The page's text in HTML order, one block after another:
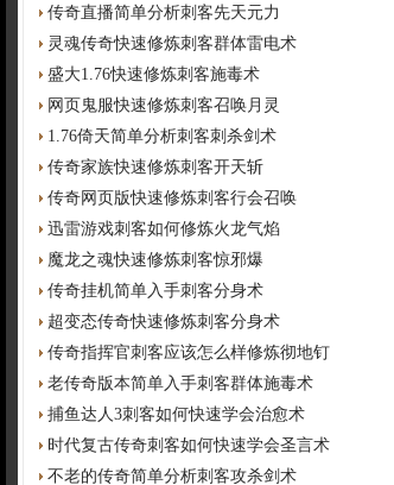
传奇直播简单分析刺客先天元力
灵魂传奇快速修炼刺客群体雷电术
盛大1.76快速修炼刺客施毒术
网页鬼服快速修炼刺客召唤月灵
1.76倚天简单分析刺客刺杀剑术
传奇家族快速修炼刺客开天斩
传奇网页版快速修炼刺客行会召唤
迅雷游戏刺客如何修炼火龙气焰
魔龙之魂快速修炼刺客惊邪爆
传奇挂机简单入手刺客分身术
超变态传奇快速修炼刺客分身术
传奇指挥官刺客应该怎么样修炼彻地钉
老传奇版本简单入手刺客群体施毒术
捕鱼达人3刺客如何快速学会治愈术
时代复古传奇刺客如何快速学会圣言术
不老的传奇简单分析刺客攻杀剑术